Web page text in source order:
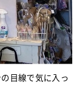
目線で気に入っ